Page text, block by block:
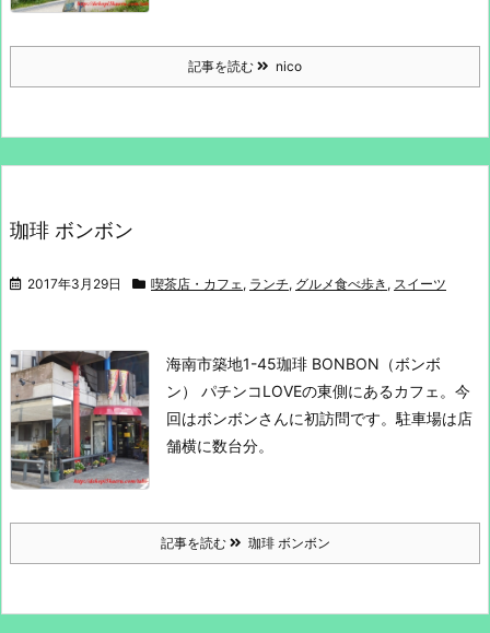
記事を読む nico
珈琲 ボンボン
2017年3月29日 喫茶店・カフェ, ランチ, グルメ食べ歩き , スイーツ
海南市築地1-45珈琲 BONBON（ボンボ
ン）
パチンコLOVEの東側にあるカフェ。 今
回はボンボンさんに初訪問です。 駐車場は店
舗横に数台分。
記事を読む 珈琲 ボンボン